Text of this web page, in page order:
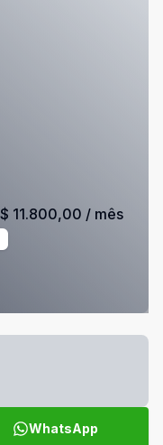
11.800,00 / mês
WhatsApp